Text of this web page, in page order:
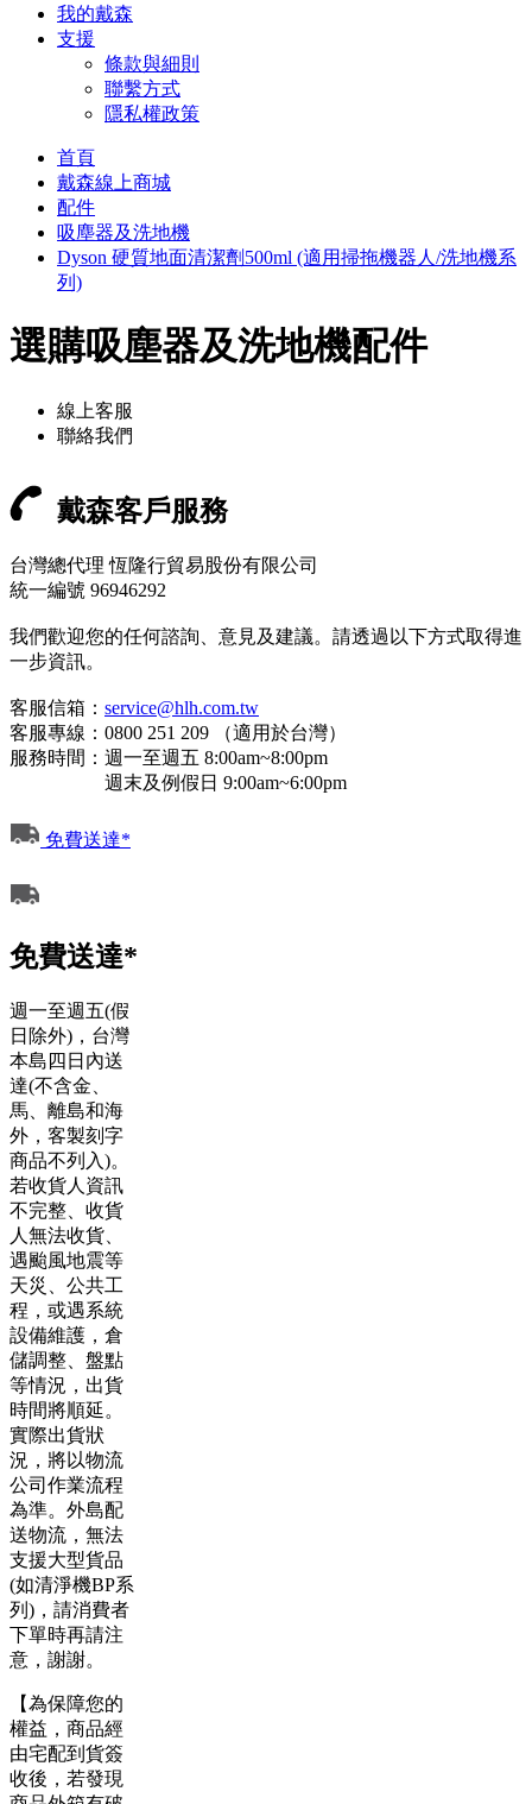
我的戴森
支援
條款與細則
聯繫方式
隱私權政策
首頁
戴森線上商城
配件
吸塵器及洗地機
Dyson 硬質地面清潔劑500ml (適用掃拖機器人/洗地機系
列)
選購吸塵器及洗地機配件
線上客服
聯絡我們
戴森客戶服務
台灣總代理 恆隆行貿易股份有限公司
統一編號 96946292
我們歡迎您的任何諮詢、意見及建議。請透過以下方式取得進
一步資訊。
客服信箱： service@hlh.com.tw
客服專線：0800 251 209 （適用於台灣）
服務時間：週一至週五 8:00am~8:00pm
週末及例假日 9:00am~6:00pm
免費送達*
免費送達*
週一至週五(假
日除外)，台灣
本島四日內送
達(不含金、
馬、離島和海
外，客製刻字
商品不列入)。
若收貨人資訊
不完整、收貨
人無法收貨、
遇颱風地震等
天災、公共工
程，或遇系統
設備維護，倉
儲調整、盤點
等情況，出貨
時間將順延。
實際出貨狀
況，將以物流
公司作業流程
為準。外島配
送物流，無法
支援大型貨品
(如清淨機BP系
列)，請消費者
下單時再請注
意，謝謝。
【為保障您的
權益，商品經
由宅配到貨簽
收後，若發現